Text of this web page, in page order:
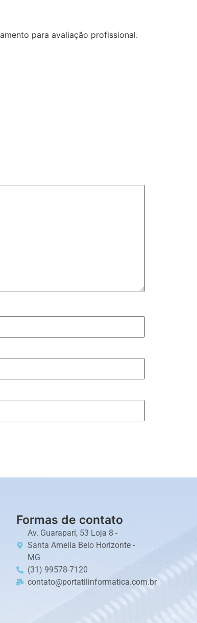
para avaliação profissional.
Formas de contato
Av. Guarapari, 53 Loja 8 -
Santa Amelia Belo Horizonte -
MG
(31) 99578-7120
contato@portatilinformatica.com.br